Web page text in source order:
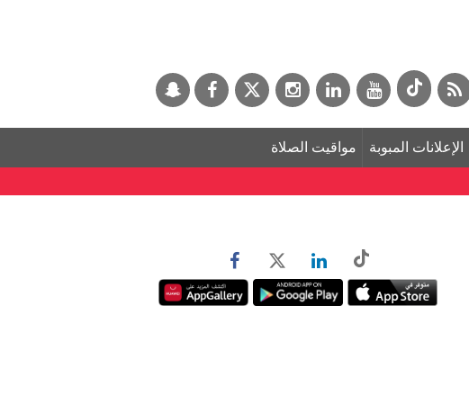
الإعلانات المبوبة مواقيت الصلاة